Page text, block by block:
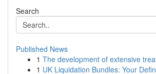
Search
Published News
1 The development of extensive
1 UK Liquidation Bundles: Your